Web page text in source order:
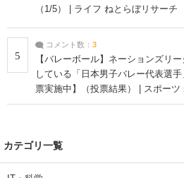
（1/5） | ライフ ねとらぼリサーチ
5
コメント数： 3
【バレーボール】ネーションズリ
している「日本男子バレー代表選
票実施中】（投票結果） | スポーツ
カテゴリ一覧